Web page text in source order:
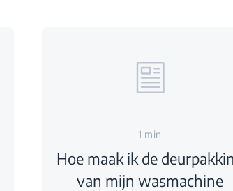
1 min
Hoe maak ik de
van mijn wasmachine